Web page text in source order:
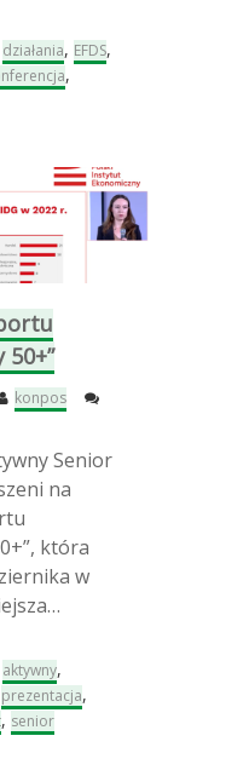
działania, EFDS,
,
konpos
Senior
na
która
w
aktywny,
prezentacja,
, senior